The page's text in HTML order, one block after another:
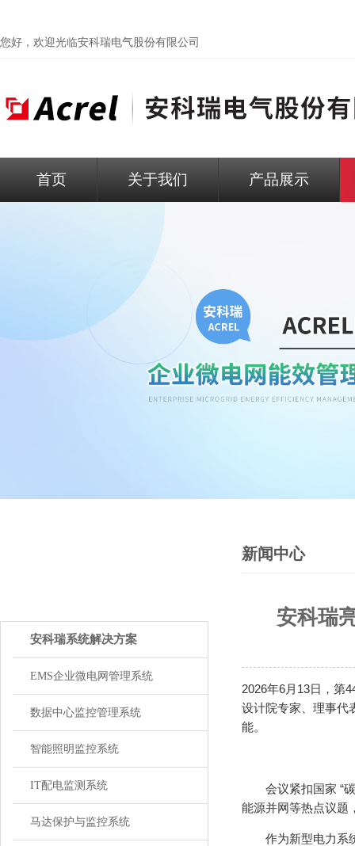
您好，欢迎光临安科瑞电气股份有限公司
首页 关于我们 产品展示
安科瑞系统解决方案
EMS企业微电网管理系统
数据中心监控管理系统
智能照明监控系统
IT配电监测系统
马达保护与监控系统
新闻中心
安科瑞
2026年6月13日，第
设计院专家、理事代
能。
会议紧扣国家 “碳
能源并网等热点议题
作为新型电力系统